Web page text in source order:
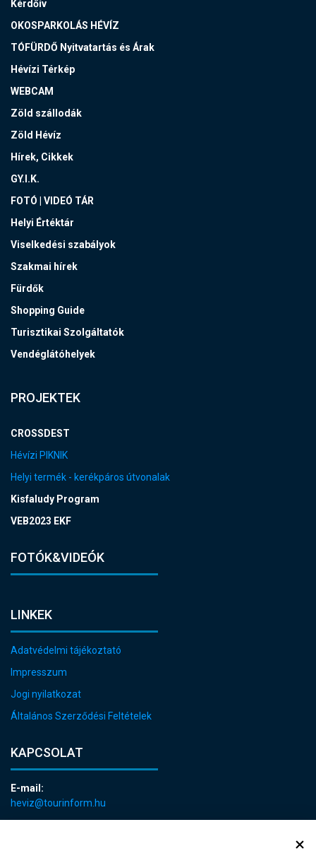
Kérdőív
OKOSPARKOLÁS HÉVÍZ
TÓFÜRDŐ Nyitvatartás és Árak
Hévízi Térkép
WEBCAM
Zöld szállodák
Zöld Hévíz
Hírek, Cikkek
GY.I.K.
FOTÓ | VIDEÓ TÁR
Helyi Értéktár
Viselkedési szabályok
Szakmai hírek
Fürdők
Shopping Guide
Turisztikai Szolgáltatók
Vendéglátóhelyek
PROJEKTEK
CROSSDEST
Hévízi PIKNIK
Helyi termék - kerékpáros útvonalak
Kisfaludy Program
VEB2023 EKF
FOTÓK&VIDEÓK
LINKEK
Adatvédelmi tájékoztató
Impresszum
Jogi nyilatkozat
Általános Szerződési Feltételek
KAPCSOLAT
E-mail:
heviz@tourinform.hu